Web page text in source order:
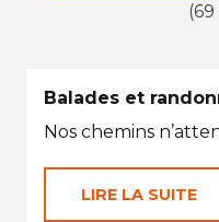
Balades et
Nos chemins
LIRE LA SUITE